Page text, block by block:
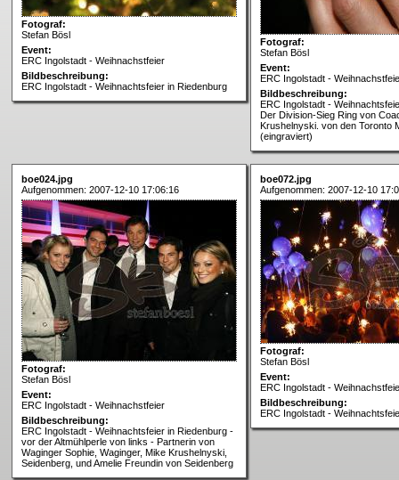
Fotograf:
Stefan Bösl
Event:
ERC Ingolstadt - Weihnachstfeier
Bildbeschreibung:
ERC Ingolstadt - Weihnachtsfeier in Riedenburg
Fotograf:
Stefan Bösl
Event:
ERC Ingolstadt -
Bildbeschreibung:
ERC Ingolstadt -
Der Division-Sieg Ring von
Krushelnyski. von den Toronto
(eingraviert)
boe024.jpg
Aufgenommen: 2007-12-10 17:06:16
Fotograf:
Stefan Bösl
Event:
ERC Ingolstadt - Weihnachstfeier
Bildbeschreibung:
ERC Ingolstadt - Weihnachtsfeier in Riedenburg -
vor der Altmühlperle von links - Partnerin von
Waginger Sophie, Waginger, Mike Krushelnyski,
Seidenberg, und Amelie Freundin von Seidenberg
boe072.jpg
Aufgenommen: 2007-12-10
Fotograf:
Stefan Bösl
Event:
ERC Ingolstadt -
Bildbeschreibung:
ERC Ingolstadt -